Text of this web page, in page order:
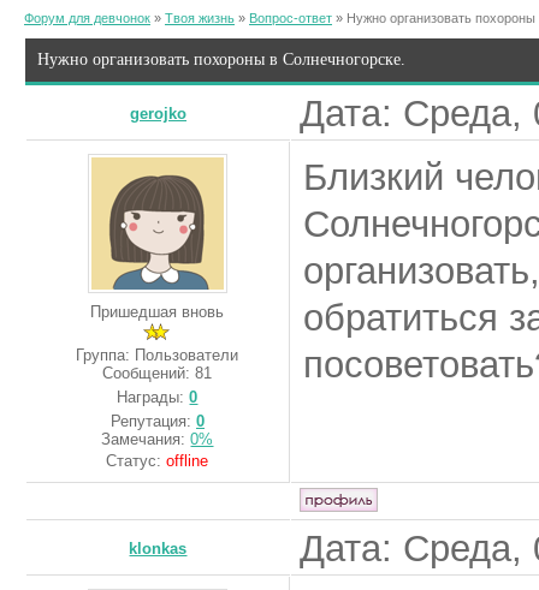
Форум для девчонок » Твоя жизнь » Вопрос-ответ » Нужно организовать
Нужно организовать похороны в Солнечногорске.
gerojko Дата:
Пришедшая вновь
Группа: Пользователи
Сообщений:81
Награды:0
Репутация: 0
Замечания:0%
Статус:offline
Близкий
обратиться
klonkas Дата: